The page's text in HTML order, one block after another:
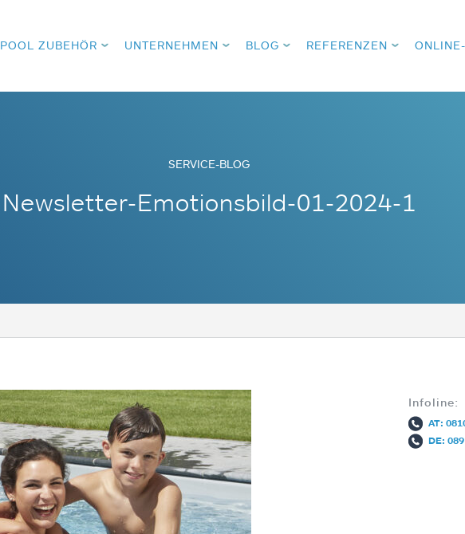
POOL ZUBEHÖR UNTERNEHMEN BLOG REFERENZEN
SERVICE-BLOG
Newsletter-Emotionsbild-01-2024-1
Infoline:
AT:
DE: